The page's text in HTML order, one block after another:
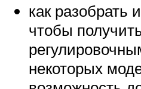
как разобрать
чтобы
некоторых